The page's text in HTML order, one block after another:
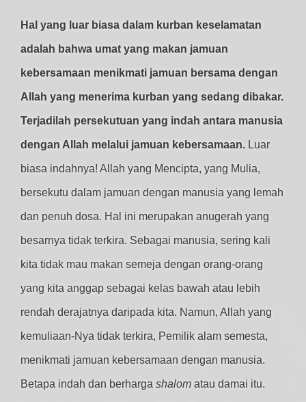
Hal yang luar biasa dalam kurban keselamatan
adalah bahwa umat yang makan jamuan
kebersamaan menikmati jamuan bersama dengan
Allah yang menerima kurban yang sedang dibakar.
Terjadilah persekutuan yang indah antara manusia
dengan Allah melalui jamuan kebersamaan. Luar
biasa indahnya! Allah yang Mencipta, yang Mulia,
bersekutu dalam jamuan dengan manusia yang lemah
dan penuh dosa. Hal ini merupakan anugerah yang
besarnya tidak terkira. Sebagai manusia, sering kali
kita tidak mau makan semeja dengan orang-orang
yang kita anggap sebagai kelas bawah atau lebih
rendah derajatnya daripada kita. Namun, Allah yang
kemuliaan-Nya tidak terkira, Pemilik alam semesta,
menikmati jamuan kebersamaan dengan manusia.
Betapa indah dan berharga shalom atau damai itu.